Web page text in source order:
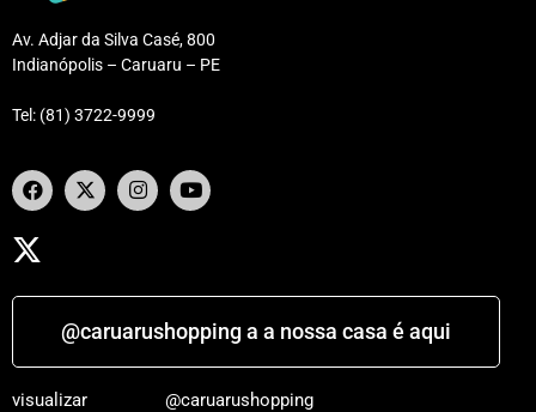
Av. Adjar da Silva Casé, 800
Indianópolis – Caruaru – PE
Tel: (81) 3722-9999
@caruarushopping a a nossa casa é aqui
visualizar @caruarushopping